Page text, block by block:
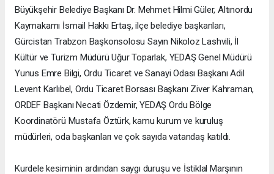
Büyükşehir Belediye Başkanı Dr. Mehmet Hilmi Güler, Altınordu
Kaymakamı İsmail Hakkı Ertaş, ilçe belediye başkanları,
Gürcistan Trabzon Başkonsolosu Sayın Nikoloz Lashvili, İl
Kültür ve Turizm Müdürü Uğur Toparlak, YEDAŞ Genel Müdürü
Yunus Emre Bilgi, Ordu Ticaret ve Sanayi Odası Başkanı Adil
Levent Karlıbel, Ordu Ticaret Borsası Başkanı Ziver Kahraman,
ORDEF Başkanı Necati Özdemir, YEDAŞ Ordu Bölge
Koordinatörü Mustafa Öztürk, kamu kurum ve kuruluş
müdürleri, oda başkanları ve çok sayıda vatandaş katıldı.
Kurdele kesiminin ardından saygı duruşu ve İstiklal Marşının